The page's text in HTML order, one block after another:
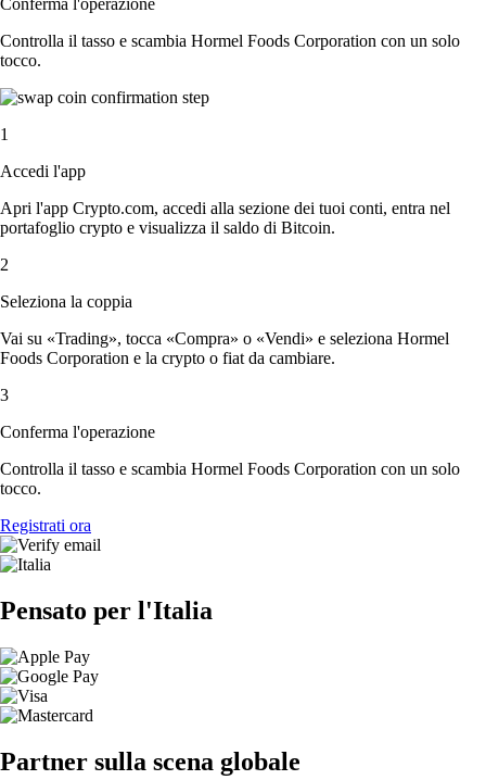
Conferma l'operazione
Controlla il tasso e scambia Hormel Foods Corporation con un solo
tocco.
1
Accedi l'app
Apri l'app Crypto.com, accedi alla sezione dei tuoi conti, entra nel
portafoglio crypto e visualizza il saldo di Bitcoin.
2
Seleziona la coppia
Vai su «Trading», tocca «Compra» o «Vendi» e seleziona Hormel
Foods Corporation e la crypto o fiat da cambiare.
3
Conferma l'operazione
Controlla il tasso e scambia Hormel Foods Corporation con un solo
tocco.
Registrati ora
Pensato per l'Italia
Partner sulla scena globale